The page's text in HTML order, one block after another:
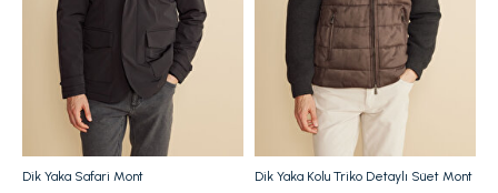
Dik Yaka Safari Mont Dik Yaka Kolu Triko Detaylı Süet Mont